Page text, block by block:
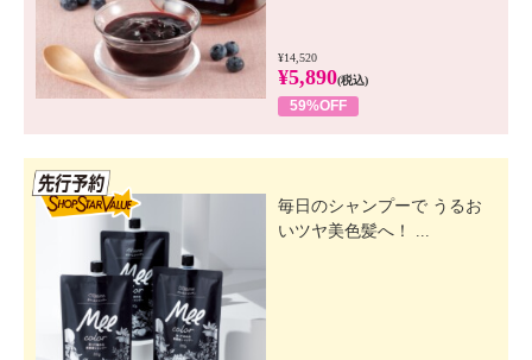
¥14,520
¥5,890(税込)
59%OFF
毎日のシャンプーで うるお
いツヤ美色髪へ！ ...